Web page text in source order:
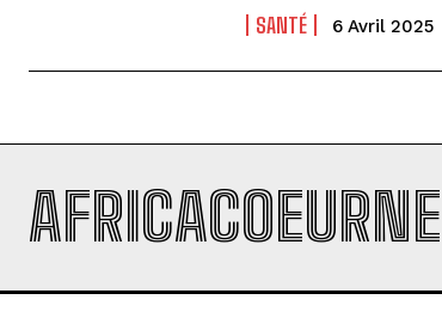
SANTÉ 6 Avril 2025